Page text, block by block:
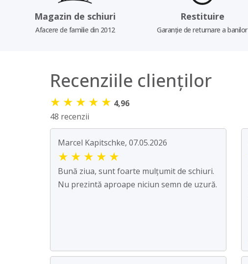
Magazin de schiuri
Afacere de familie din 2012
Restituire
Garanție de returnare a banilor
Recenziile clienților
★ ★ ★ ★ ★ 4,96
48 recenzii
Marcel Kapitschke, 07.05.2026
★ ★ ★ ★ ★
Bună ziua, sunt foarte mulțumit de schiuri.
Nu prezintă aproape niciun semn de uzură.